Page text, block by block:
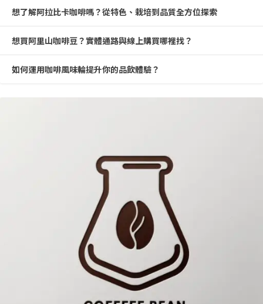
想了解阿拉比卡咖啡嗎？從特色、栽培到品質全方位探索
想買阿里山咖啡豆？實體通路與線上購買哪裡找？
如何運用咖啡風味輪提升你的品飲體驗？